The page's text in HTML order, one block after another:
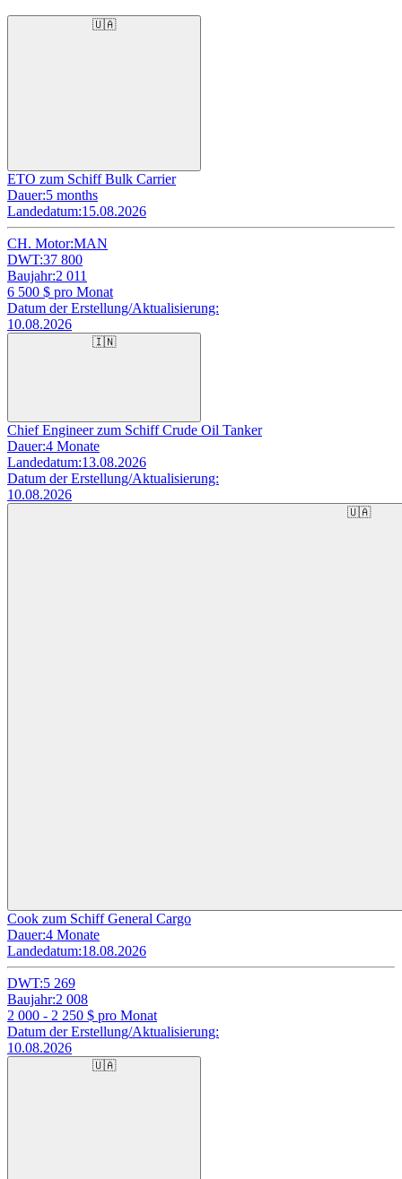
🇺🇦
ETO zum Schiff Bulk Carrier
Dauer:5 months
Landedatum:15.08.2026
CH. Motor:MAN
DWT:37 800
Baujahr:2 011
6 500 $ pro Monat
Datum der Erstellung/Aktualisierung:
10.08.2026
🇮🇳
Chief Engineer zum Schiff Crude Oil Tanker
Dauer:4 Monate
Landedatum:13.08.2026
Datum der Erstellung/Aktualisierung:
10.08.2026
🇺🇦
Cook zum Schiff General Cargo
Dauer:4 Monate
Landedatum:18.08.2026
DWT:5 269
Baujahr:2 008
2 000 - 2 250 $ pro Monat
Datum der Erstellung/Aktualisierung:
10.08.2026
🇺🇦